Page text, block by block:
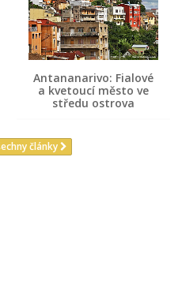
Antananarivo: Fialové
a kvetoucí město ve
středu ostrova
články